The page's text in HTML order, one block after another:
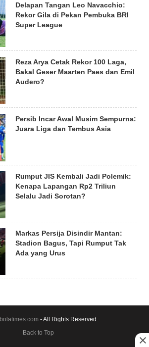
Delapan Tangan Leo Navacchio:
Rekor Gila di Pekan Pembuka BRI
Super League
Reza Arya Cetak Rekor 100 Laga,
Bakal Geser Maarten Paes dan Emil
Audero?
Persib Incar Awal Musim Sempurna:
Juara Liga dan Tembus Asia
Rumput JIS Kembali Jadi Polemik:
Kenapa Lapangan Rp2 Triliun
Selalu Jadi Sorotan?
Markas Persija Disindir Mantan:
Stadion Bagus, Tapi Rumput Tak
Ada yang Urus
bolatimes.com - All Rights Reserved.
Back to Top